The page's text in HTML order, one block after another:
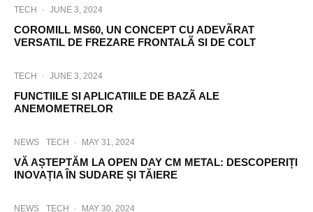
TECH · JUNE 3, 2024
COROMILL MS60, UN CONCEPT CU ADEVÃRAT
VERSATIL DE FREZARE FRONTALÃ SI DE COLT
TECH · JUNE 3, 2024
FUNCTIILE SI APLICATIILE DE BAZÃ ALE
ANEMOMETRELOR
NEWS TECH · MAY 31, 2024
VĂ AȘTEPTĂM LA OPEN DAY CM METAL: DESCOPERIȚI
INOVAȚIA ÎN SUDARE ȘI TĂIERE
NEWS TECH · MAY 30, 2024